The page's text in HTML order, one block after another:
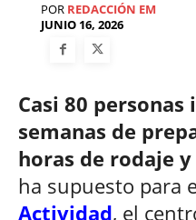
POR REDACCIÓN EM
JUNIO 16, 2026
Casi 80 personas
semanas de
horas de rodaje
ha supuesto para
Actividad, el